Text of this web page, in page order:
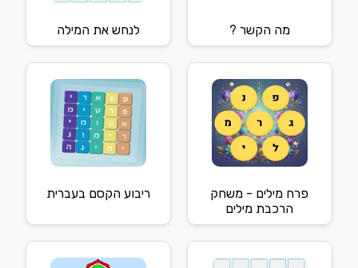
מה הקשר ? לנחש את המילה
פרח מילים - משחק
הרכבת מילים
ריבוע הקסם בעברית